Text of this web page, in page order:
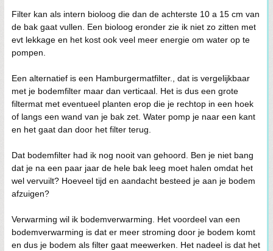
Filter kan als intern bioloog die dan de achterste 10 a 15 cm van
de bak gaat vullen. Een bioloog eronder zie ik niet zo zitten met
evt lekkage en het kost ook veel meer energie om water op te
pompen.
Een alternatief is een Hamburgermatfilter., dat is vergelijkbaar
met je bodemfilter maar dan verticaal. Het is dus een grote
filtermat met eventueel planten erop die je rechtop in een hoek
of langs een wand van je bak zet. Water pomp je naar een kant
en het gaat dan door het filter terug.
Dat bodemfilter had ik nog nooit van gehoord. Ben je niet bang
dat je na een paar jaar de hele bak leeg moet halen omdat het
wel vervuilt? Hoeveel tijd en aandacht besteed je aan je bodem
afzuigen?
Verwarming wil ik bodemverwarming. Het voordeel van een
bodemverwarming is dat er meer stroming door je bodem komt
en dus je bodem als filter gaat meewerken. Het nadeel is dat het